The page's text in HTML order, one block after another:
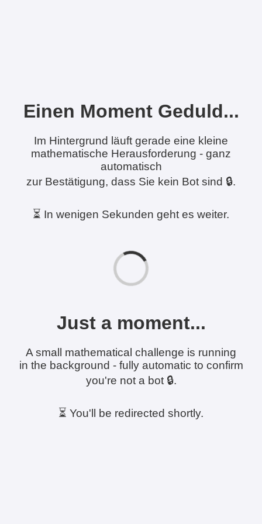
Einen Moment Geduld...
Im Hintergrund läuft gerade eine kleine
mathematische Herausforderung - ganz
automatisch
zur Bestätigung, dass Sie kein Bot sind 🔒.
⏳ In wenigen Sekunden geht es weiter.
Just a moment...
A small mathematical challenge is running
in the background - fully automatic to confirm
you're not a bot 🔒.
⏳ You'll be redirected shortly.